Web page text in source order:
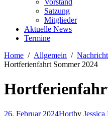
Vorstand
Satzung
Mitglieder
Aktuelle News
Termine
Home
Allgemein
Hortferienfahrt Sommer 2024
26. Februar 2024Hortby